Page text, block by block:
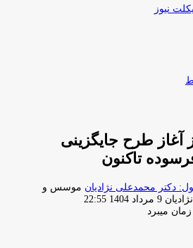
نیوز
نفر از آغاز طرح جایگزینی
تاکنون
موسس و
ارسال
ایمیل
9 مرداد 1404 22:55